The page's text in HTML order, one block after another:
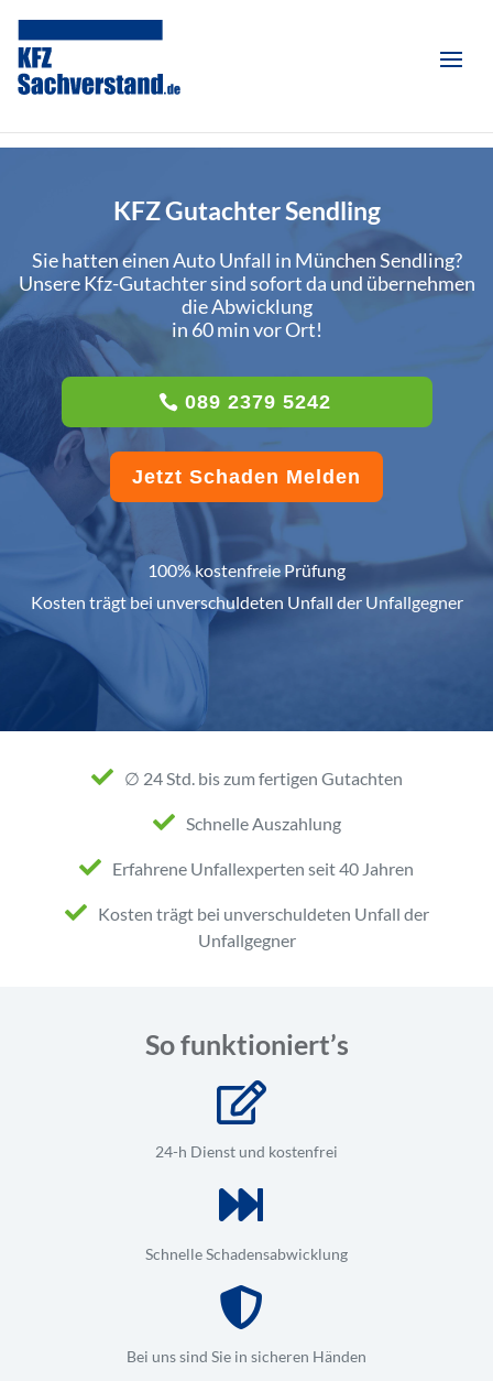
KFZ Gutachter Sendling
Sie hatten einen Auto Unfall in München Sendling?
Unsere Kfz-Gutachter sind sofort da und übernehmen
die Abwicklung
in 60 min vor Ort!
089 2379 5242
Jetzt Schaden Melden
100% kostenfreie Prüfung
Kosten trägt bei unverschuldeten Unfall der Unfallgegner
∅ 24 Std. bis zum fertigen Gutachten
Schnelle Auszahlung
Erfahrene Unfallexperten seit 40 Jahren
Kosten trägt bei unverschuldeten Unfall der
Unfallgegner
So funktioniert’s
24-h Dienst und kostenfrei
Schnelle Schadensabwicklung
Bei uns sind Sie in sicheren Händen